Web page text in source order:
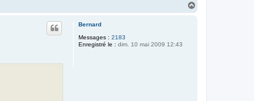
Bernard
Messages : 2183
Enregistré le : dim. 10 mai 2009 12:43